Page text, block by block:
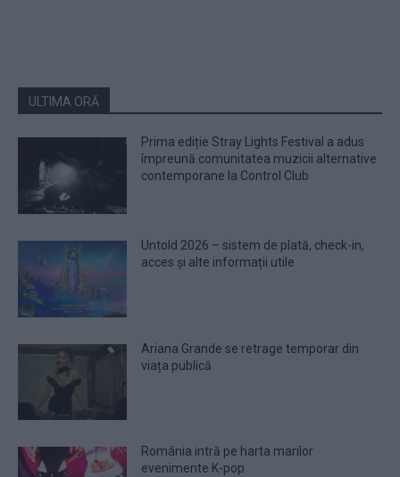
ULTIMA ORĂ
Prima ediție Stray Lights Festival a adus
împreună comunitatea muzicii alternative
contemporane la Control Club
Untold 2026 – sistem de plată, check-in,
acces și alte informații utile
Ariana Grande se retrage temporar din
viața publică
România intră pe harta marilor
evenimente K-pop